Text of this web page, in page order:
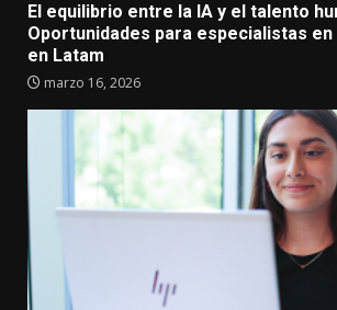
El equilibrio entre la IA y el talento
Oportunidades para especialistas
en Latam
marzo 16, 2026